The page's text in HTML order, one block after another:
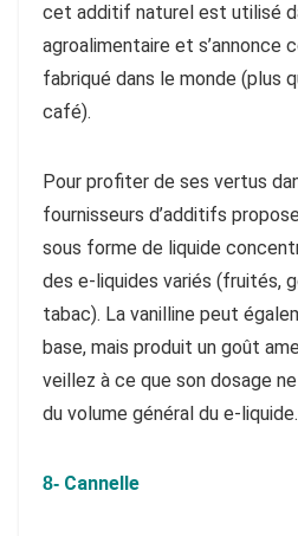
cet additif naturel est utilisé
agroalimentaire et s’annonce
fabriqué dans le monde (plus
café).
Pour profiter de ses vertus
fournisseurs d’additifs
sous forme de liquide
des e-liquides variés (fruités,
tabac). La vanilline peut
base, mais produit un goût
veillez à ce que son dosage
du volume général du e-liquide.
8- Cannelle